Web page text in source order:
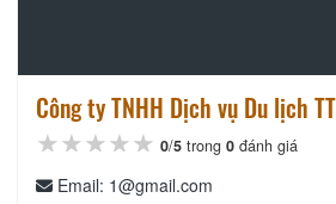
Công ty TNHH Dịch vụ Du lịch
★★★★★
★★★★★
★★★★★ 0/5 trong 0 đánh giá
Email: 1@gmail.com